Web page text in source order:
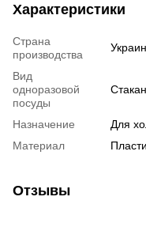
Характеристики
Страна
производства
Вид
одноразовой
посуды
Стакан
Назначение
Для
Материал
Отзывы